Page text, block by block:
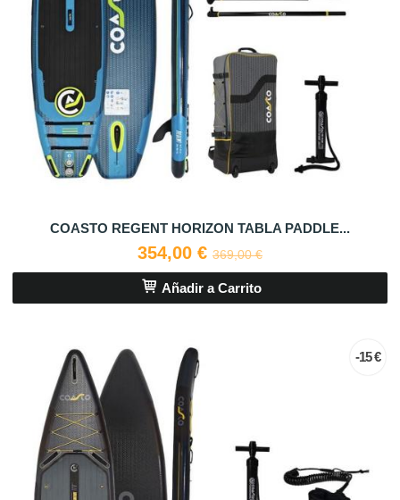
COASTO REGENT HORIZON TABLA PADDLE...
354,00 € 369,00 €
Añadir a Carrito
-15 €